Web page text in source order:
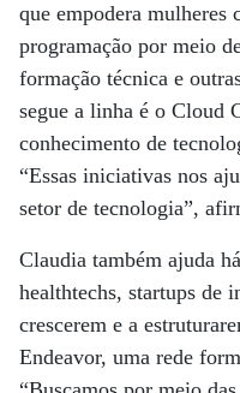
que empodera mulheres
programação por meio
formação técnica e
segue a linha é o Cloud
conhecimento de
“Essas iniciativas nos
setor de tecnologia”,
Claudia também ajuda
healthtechs, startups de
crescerem e a
Endeavor, uma rede